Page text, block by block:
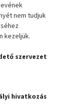
nem tudjuk
kezeljük.
szervezet
hivatkozás